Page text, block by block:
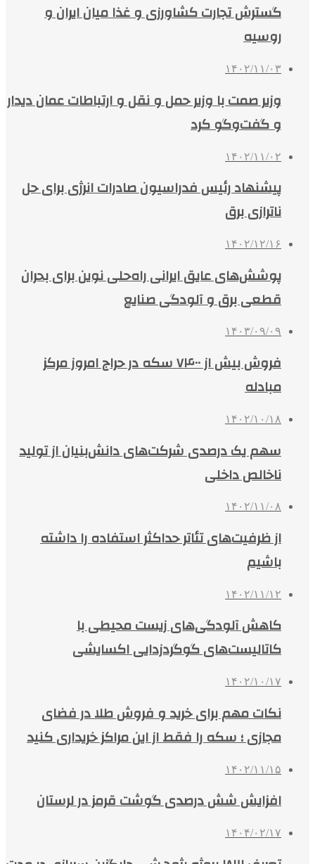
گسترش تجارت کشاورزی و غذا میان ایران و
روسیه
۱۴۰۲/۱۱/۰۳
وزیر صمت با وزیر حمل و نقل و ارتباطات عمان دیدار
و گفت‌وگو کرد
۱۴۰۲/۱۱/۰۲
پیشنهاد رئیس فدراسیون صادرات انرژی برای حل
ناترازی برق
۱۴۰۲/۱۲/۱۶
پوشش‌های عایق ایرانی راه‌حلی نوین برای بحران
قطعی برق و آلودگی صنایع
۱۴۰۳/۰۹/۰۹
فروش بیش از ۷۴۰۰ سکه در حراج امروز مرکز
مبادله
۱۴۰۲/۱۰/۱۸
سهم یک درصدی شرکت‌های دانش‌بنیان از تولید
ناخالص داخلی
۱۴۰۲/۱۱/۰۸
از ظرفیت‌های تئاتر حداکثر استفاده را داشته
باشیم
۱۴۰۲/۱۱/۱۲
کاهش آلودگی‌های زیست محیطی با
کاتالیست‌های گوگردزدایی اکسایشی
۱۴۰۲/۱۰/۱۷
نکات مهم برای خرید و فروش طلا در فضای
مجازی ؛ سکه را فقط از این مراکز خریداری کنید
۱۴۰۲/۱۱/۱۵
افزایش شش درصدی گوشت قرمز در لرستان
۱۴۰۴/۰۲/۱۷